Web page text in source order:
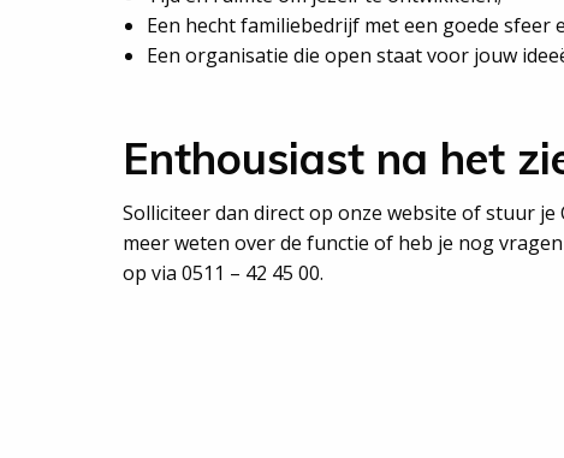
Een hecht familiebedrijf met een goede sfeer
Een organisatie die open staat voor jouw
Enthousiast na het
Solliciteer dan direct op onze website of stuur
meer weten over de functie of heb je nog
op via 0511 – 42 45 00.